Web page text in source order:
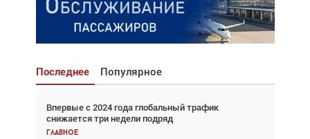
Последнее Популярное
Впервые с 2024 года глобальный трафик
снижается три недели подряд
Главное
Взгляд с высоты: тандем вертолётов и БПЛА в
спасательных операциях
Главное